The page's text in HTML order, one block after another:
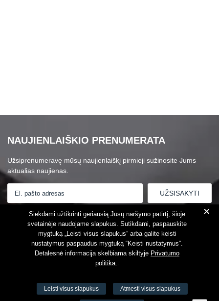
NAUJIENLAIŠKIO PRENUMERATA
Užsiprenumeravę mūsų naujienlaiškį pirmieji sužinosite Jums
aktualias naujienas.
Susipažinau suPrivatumo politika
VŠĮ Fitneso mokymo centras AEROMIX
+
Siekdami užtikrinti geriausią Jūsų naršymo patirtį, šioje
svetainėje naudojame slapukus. Sutikdami, paspauskite
mygtuką „Leisti visus slapukus” arba galite keisti
nustatymus paspaudus mygtuką “Keisti nustatymus”.
Detalesnė informacija skelbiama skiltyje Privatumo
politika .
Leisti visus slapukus Atmesti visus slapukus